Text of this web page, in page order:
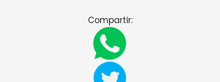
Compartir: